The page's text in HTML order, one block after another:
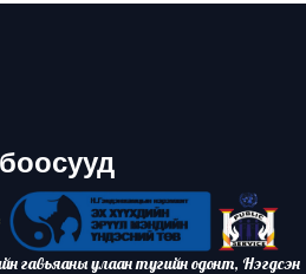
гавьяаны улаан тугийн одонт, Нэгдсэн